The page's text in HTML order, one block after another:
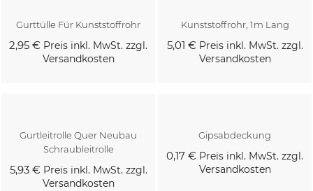
Gurttülle Für Kunststoffrohr
2,95 € Preis inkl. MwSt. zzgl.
Versandkosten
Kunststoffrohr, 1m Lang
5,01 €Preis inkl. MwSt. zzgl.
Versandkosten
Gurtleitrolle Quer Neubau
Schraubleitrolle
5,93 €Preis inkl. MwSt. zzgl.
Versandkosten
Gipsabdeckung
0,17 € Preis inkl. MwSt. zzgl.
Versandkosten